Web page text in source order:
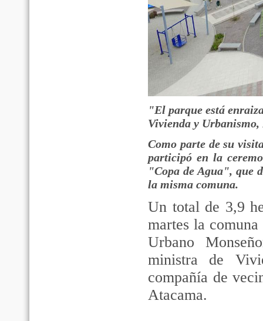
"El parque está
Vivienda y
Como parte de su
participó en la
"Copa de Agua", que
la misma comuna.
Un total de 3,9
martes la
Urbano
ministra de
compañía de
Atacama.